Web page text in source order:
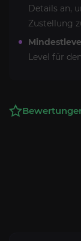
Details an,
Zustellung
Level für